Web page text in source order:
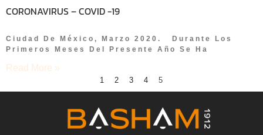
CORONAVIRUS – COVID -19
Ciudad De México, Marzo 2020. Durante Los
Primeros Meses Del Presente Año Se Ha
Read More »
1 2 3 4 5